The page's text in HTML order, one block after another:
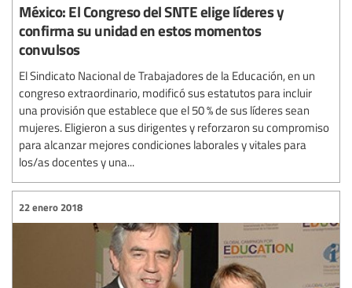
México: El Congreso del SNTE elige líderes y
confirma su unidad en estos momentos
convulsos
El Sindicato Nacional de Trabajadores de la Educación, en un
congreso extraordinario, modificó sus estatutos para incluir
una provisión que establece que el 50 % de sus líderes sean
mujeres. Eligieron a sus dirigentes y reforzaron su compromiso
para alcanzar mejores condiciones laborales y vitales para
los/as docentes y una...
22 enero 2018